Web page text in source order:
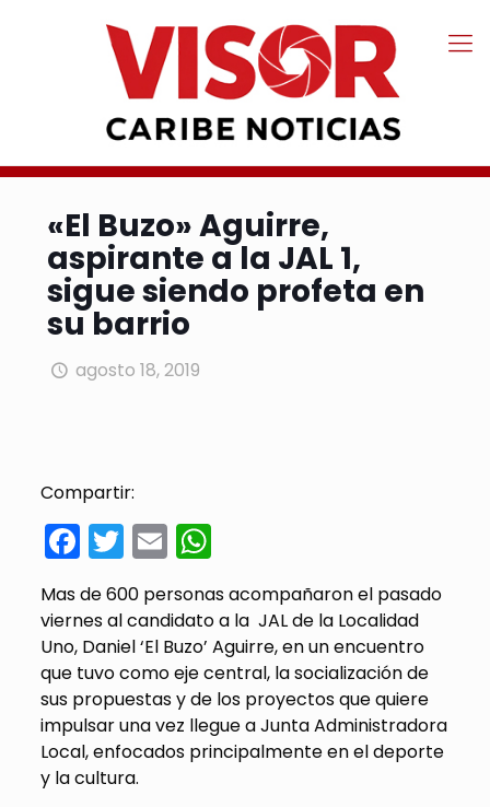
«El Buzo» Aguirre,
aspirante a la JAL 1,
sigue siendo profeta en
su barrio
agosto 18, 2019
Compartir:
Facebook
Twitter
EmailWhatsApp
Mas de 600 personas acompañaron el pasado
viernes al candidato a la JAL de la Localidad
Uno, Daniel ‘El Buzo’ Aguirre, en un encuentro
que tuvo como eje central, la socialización de
sus propuestas y de los proyectos que quiere
impulsar una vez llegue a Junta Administradora
Local, enfocados principalmente en el deporte
y la cultura.